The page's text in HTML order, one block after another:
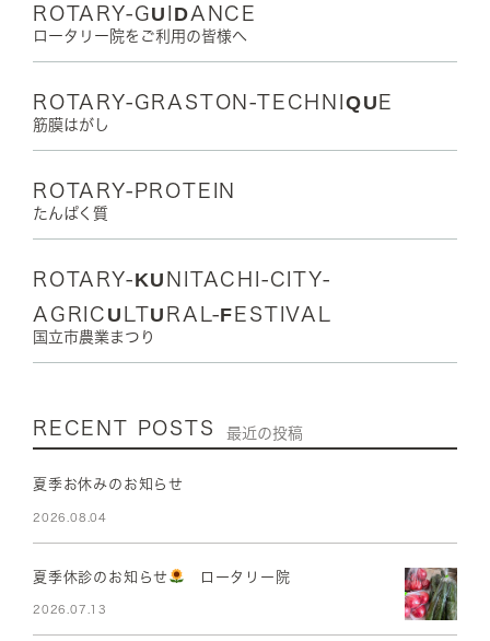
ROTARY-GUIDANCE
ロータリー院をご利用の皆様へ
ROTARY-GRASTON-TECHNIQUE
筋膜はがし
ROTARY-PROTEIN
たんぱく質
ROTARY-KUNITACHI-CITY-
AGRICULTURAL-FESTIVAL
国立市農業まつり
RECENT POSTS 最近の投稿
夏季お休みのお知らせ
2026.08.04
夏季休診のお知らせ ロータリー院
2026.07.13